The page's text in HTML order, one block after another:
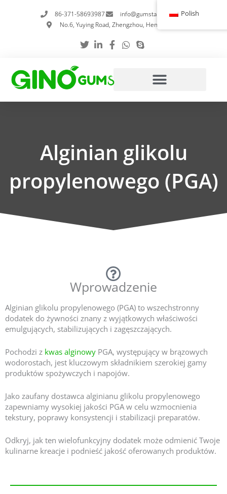
86-371-58693987
info@gumstabilizer.com
No.6, Yuying Road, Zhengzhou, Henan, Chiny
Alginian glikolu
propylenowego (PGA)
Wprowadzenie
Alginian glikolu propylenowego (PGA) to wszechstronny
dodatek do żywności znany z wyjątkowych właściwości
emulgujących, stabilizujących i zagęszczających.
Pochodzi z kwas alginowy PGA, występujący w brązowych
wodorostach, jest kluczowym składnikiem szerokiej gamy
produktów spożywczych i napojów.
Jako zaufany dostawca alginianu glikolu propylenowego
zapewniamy wysokiej jakości PGA w celu wzmocnienia
tekstury, poprawy konsystencji i stabilizacji preparatów.
Odkryj, jak ten wielofunkcyjny dodatek może odmienić Twoje
kulinarne kreacje i podnieść jakość oferowanych produktów.
Polish